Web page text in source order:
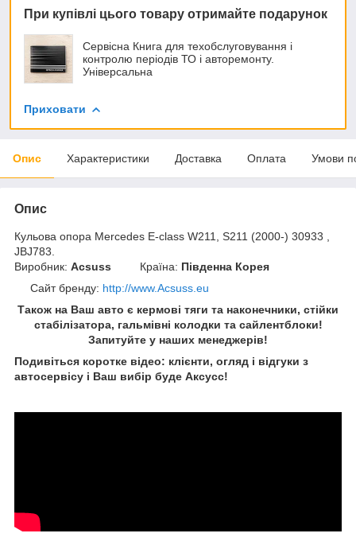
При купівлі цього товару отримайте подарунок
Сервісна Книга для техобслуговування і
контролю періодів ТО і авторемонту.
Універсальна
Приховати
Опис Характеристики Доставка Оплата Умови
Опис
Кульова опора Mercedes E-class W211, S211 (2000-) 30933 ,
JBJ783.
Виробник: Acsuss Країна: Південна Корея
Сайт бренду: http://www.Acsuss.eu
Також на Ваш авто є кермові тяги та наконечники, стійки
стабілізатора, гальмівні колодки та сайлентблоки!
Запитуйте у наших менеджерів!
Подивіться коротке відео: клієнти, огляд і відгуки з
автосервісу і Ваш вибір буде Aксусс!